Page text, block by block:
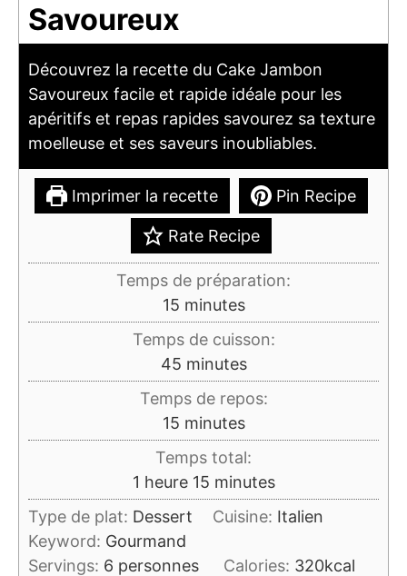
Savoureux
Découvrez la recette du Cake Jambon
Savoureux facile et rapide idéale pour les
apéritifs et repas rapides savourez sa texture
moelleuse et ses saveurs inoubliables.
Imprimer la recette Pin Recipe
Rate Recipe
Temps de préparation:
15minutes
minutes
Temps de cuisson:
45minutes
minutes
Temps de repos:
15minutes
minutes
Temps total:
1 heure
heure 15minutes
minutes
Type de plat: Dessert Cuisine: Italien
Keyword: Gourmand
Servings: 6 personnes Calories: 320kcal